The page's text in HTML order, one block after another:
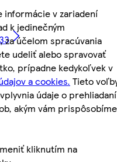
informácie v zariadení
k jedinečným
účelom spracúvania
udeliť alebo spravovať
prípadne kedykoľvek v
a cookies. Tieto
údaje o
akým vám prispôsobíme
kliknutím na